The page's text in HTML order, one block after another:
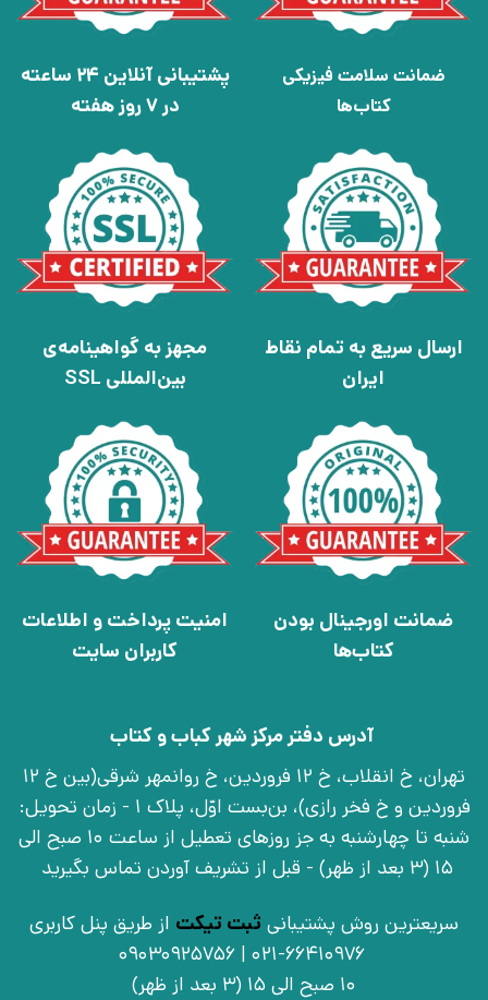
ضمانت سلامت فیزیکی
کتاب‌ها
پشتیبانی آنلاین 24 ساعته
در 7 روز هفته
ارسال سریع به تمام نقاط
ایران
مجهز به گواهینامه‌ی
بین‌المللی SSL
ضمانت اورجینال بودن
کتاب‌ها
امنیت پرداخت و اطلاعات
کاربران سایت
آدرس دفتر مرکز شهر کباب و کتاب
تهران، خ انقلاب، خ 12 فروردین، خ روانمهر شرقی(بین خ 12
فروردین و خ فخر رازی)، بن‌بست اوّل، پلاک 1 - زمان تحویل:
شنبه تا چهارشنبه به جز روزهای تعطیل از ساعت 10 صبح الی
15 (3 بعد از ظهر) - قبل از تشریف آوردن تماس بگیرید
سریعترین روش پشتیبانی ثبت تیکت از طریق پنل کاربری
021-66410976 | 09030925756
10 صبح الی 15 (3 بعد از ظهر)